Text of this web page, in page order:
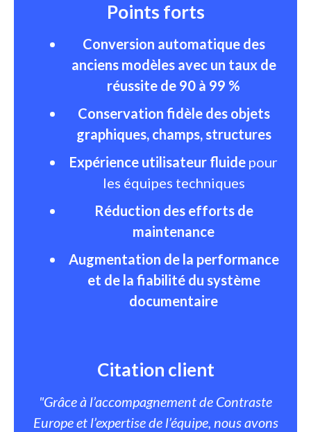
Points forts
Conversion automatique des
anciens modèles avec un taux de
réussite de 90 à 99 %
Conservation fidèle des objets
graphiques, champs, structures
Expérience utilisateur fluide pour
les équipes techniques
Réduction des efforts de
maintenance
Augmentation de la performance
et de la fiabilité du système
documentaire
Citation client
"Grâce à l’accompagnement de Contraste
Europe et l’expertise de l’équipe, nous avons